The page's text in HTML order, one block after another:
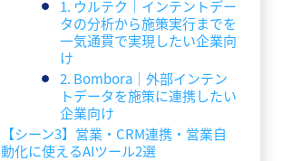
1. ウルテク｜インテントデー
タの分析から施策実行までを
一気通貫で実現したい企業向
け
2. Bombora｜外部インテン
トデータを施策に連携したい
企業向け
【シーン3】営業・CRM連携・営業自
動化に使えるAIツール2選